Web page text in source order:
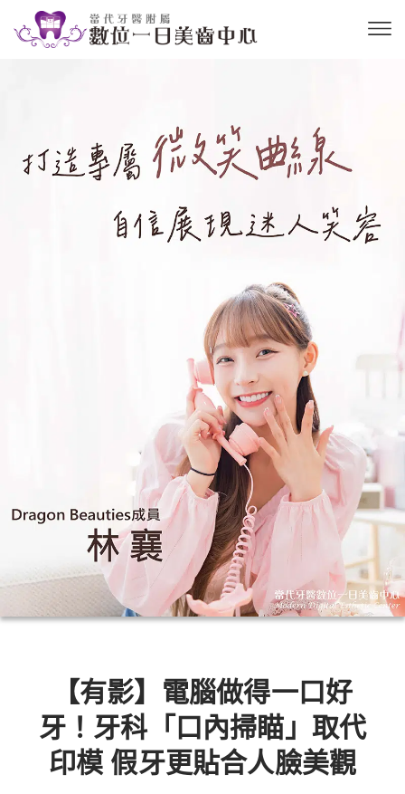
【有影】電腦做得一口好
牙！牙科「口內掃瞄」取代
印模 假牙更貼合人臉美觀